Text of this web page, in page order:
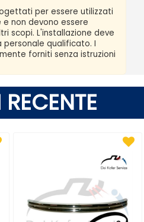
per essere utilizzati
non devono essere
scopi. L'installazione deve
qualificato. I
forniti senza istruzioni